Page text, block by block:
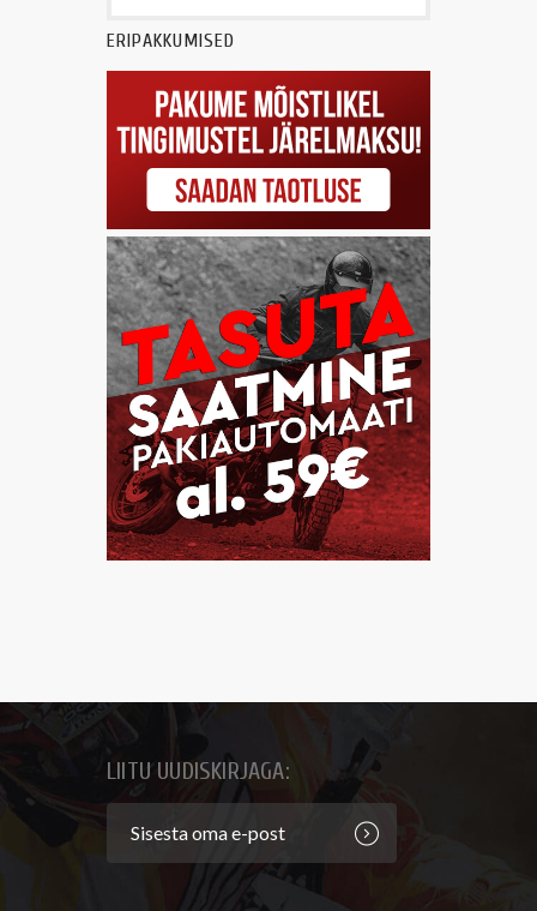
ERIPAKKUMISED
LIITU UUDISKIRJAGA: